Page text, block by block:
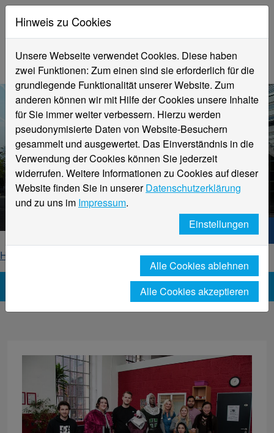
Aktuelle Meldungen
Hochschule Niederrhein
Hochschule Niederrhein. Dein Weg.
Home
News-Detailseite
Hinweis zu Cookies
Unsere Webseite verwendet Cookies. Diese haben
zwei Funktionen: Zum einen sind sie erforderlich für die
grundlegende Funktionalität unserer Website. Zum
anderen können wir mit Hilfe der Cookies unsere Inhalte
für Sie immer weiter verbessern. Hierzu werden
pseudonymisierte Daten von Website-Besuchern
gesammelt und ausgewertet. Das Einverständnis in die
Verwendung der Cookies können Sie jederzeit
widerrufen. Weitere Informationen zu Cookies auf dieser
Website finden Sie in unsererDatenschutzerklärung
und zu uns im Impressum.
Einstellungen
Alle Cookies ablehnen
Alle Cookies akzeptieren